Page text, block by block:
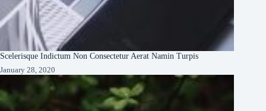
Scelerisque Indictum Non Consectetur Aerat Namin Turpis
January 28, 2020